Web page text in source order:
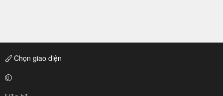
Chọn giao diện